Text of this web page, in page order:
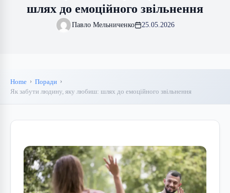
шлях до емоційного звільнення
Павло Мельниченко 25.05.2026
Home
Поради
Як забути людину, яку любиш: шлях до емоційного звільнення